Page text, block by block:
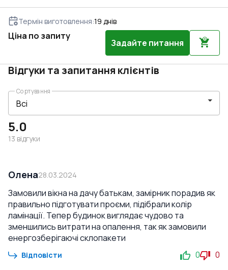
Термін виготовлення:19 днів
Ціна по запиту
Задайте питання
Відгуки та запитання клієнтів
5.0
13 відгуки
Сортування
Олена28.03.2024
Замовили вікна на дачу батькам, замірник порадив як
правильно підготувати проєми, підібрали колір
ламінації. Тепер будинок виглядає чудово та
зменшились витрати на опалення, так як замовили
енергозберігаючі склопакети
Відповісти 0 0